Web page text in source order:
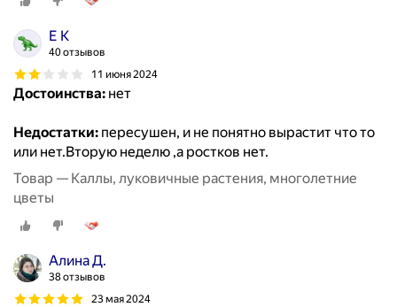
Е К
40 отзывов
11 июня 2024
Достоинства: нет
Недостатки: пересушен, и не понятно вырастит что то
или нет.Вторую неделю ,а ростков нет.
Товар — Каллы, луковичные растения, многолетние
цветы
Алина Д.
38 отзывов
23 мая 2024